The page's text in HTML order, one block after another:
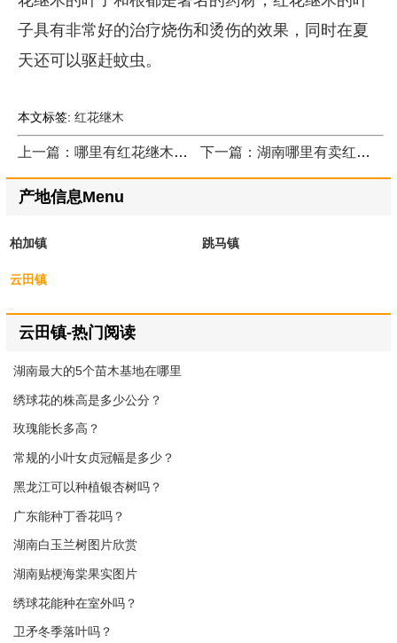
子具有非常好的治疗烧伤和烫伤的效果，同时在夏
天还可以驱赶蚊虫。
本文标签: 红花继木
上一篇：哪里有红花继木供应商 下一篇：湖南哪里有卖红花继木苗的
产地信息Menu
柏加镇 跳马镇
云田镇
云田镇-热门阅读
湖南最大的5个苗木基地在哪里
绣球花的株高是多少公分？
玫瑰能长多高？
常规的小叶女贞冠幅是多少？
黑龙江可以种植银杏树吗？
广东能种丁香花吗？
湖南白玉兰树图片欣赏
湖南贴梗海棠果实图片
绣球花能种在室外吗？
卫矛冬季落叶吗？